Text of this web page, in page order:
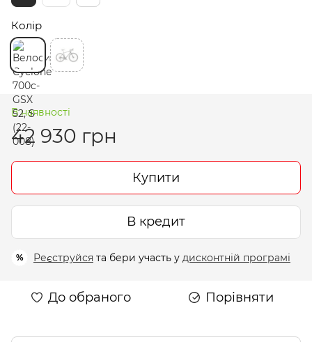
Колір
В наявності
42 930 грн
Купити
В кредит
% Реєструйся та бери участь у дисконтній програмі
До обраного Порівняти